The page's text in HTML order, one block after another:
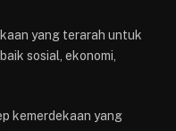
yang terarah untuk
sosial, ekonomi,
kemerdekaan yang